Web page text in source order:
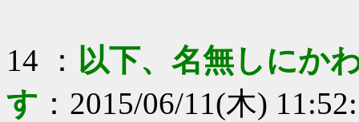
14 ： 以下、名無しにか
す ： 2015/06/11(木)